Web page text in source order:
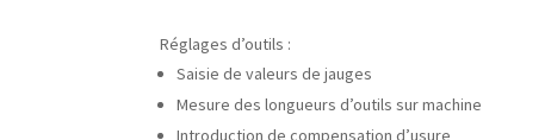
Réglages d’outils :
Saisie de valeurs de jauges
Mesure des longueurs d’outils sur machine
Introduction de compensation d’usure